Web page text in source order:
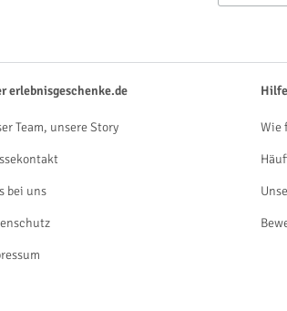
erlebnisgeschenke.de
Team, unsere Story
bei uns
Wie